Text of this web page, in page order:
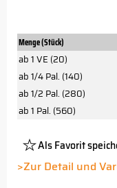
Menge (Stück)
ab 1 VE (20)
ab 1/4 Pal. (140)
ab 1/2 Pal. (280)
ab 1 Pal. (560)
Als Favorit
>Zur Detail und